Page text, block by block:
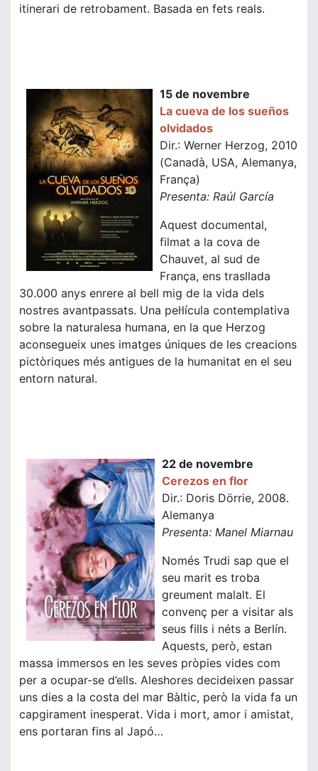
itinerari de retrobament. Basada en fets reals.
15 de novembre
La cueva de los sueños
olvidados
Dir.: Werner Herzog, 2010
(Canadà, USA, Alemanya,
França)
Presenta: Raúl García
Aquest documental,
filmat a la cova de
Chauvet, al sud de
França, ens trasllada
30.000 anys enrere al bell mig de la vida dels
nostres avantpassats. Una pel·lícula contemplativa
sobre la naturalesa humana, en la que Herzog
aconsegueix unes imatges úniques de les creacions
pictòriques més antigues de la humanitat en el seu
entorn natural.
22 de novembre
Cerezos en flor
Dir.: Doris Dörrie, 2008.
Alemanya
Presenta: Manel Miarnau
Només Trudi sap que el
seu marit es troba
greument malalt. El
convenç per a visitar als
seus fills i néts a Berlín.
Aquests, però, estan
massa immersos en les seves pròpies vides com
per a ocupar-se d’ells. Aleshores decideixen passar
uns dies a la costa del mar Bàltic, però la vida fa un
capgirament inesperat. Vida i mort, amor i amistat,
ens portaran fins al Japó…